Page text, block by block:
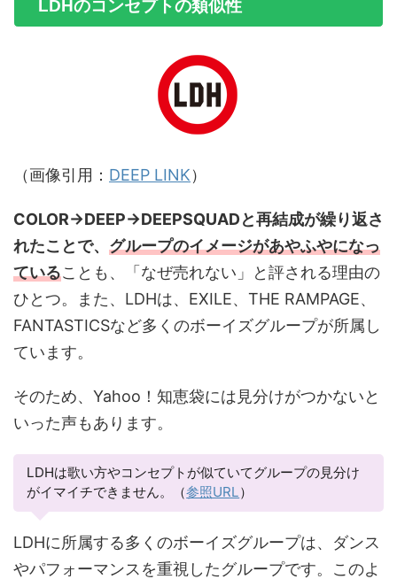
LDHのコンセプトの類似性
（画像引用： DEEP LINK）
COLOR→DEEP→DEEPSQUADと再結成が繰り返さ
れたことで、 グループのイメージがあやふやになっ
ていることも、「なぜ売れない」と評される理由の
ひとつ。また、LDHは、EXILE、THE RAMPAGE、
FANTASTICSなど多くのボーイズグループが所属し
ています。
そのため、Yahoo！知恵袋には見分けがつかないと
いった声もあります。
LDHは歌い方やコンセプトが似ていてグループの見分け
がイマイチできません。（参照URL）
LDHに所属する多くのボーイズグループは、ダンス
やパフォーマンスを重視したグループです。このよ